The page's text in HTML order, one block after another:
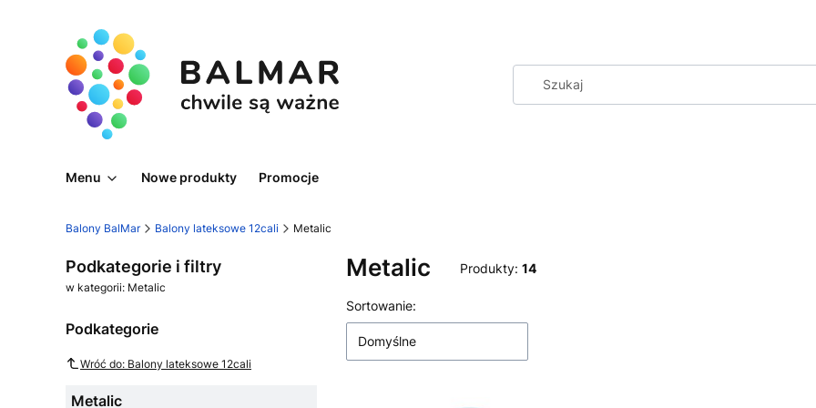
Menu Nowe produkty Promocje
Balony BalMar Balony lateksowe 12cali Metalic
Podkategorie i filtry
w kategorii: Metalic
Podkategorie
Wróć do: Balony lateksowe 12cali
Metalic
Metalic Produkty: 14
Lista produktów
Sortowanie:
Domyślne